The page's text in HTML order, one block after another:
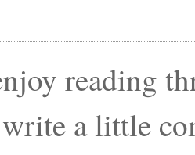
reading
a little